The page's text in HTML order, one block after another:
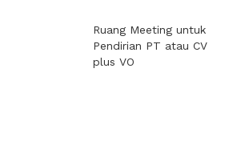
Ruang Meeting untuk
Pendirian PT atau CV
plus VO